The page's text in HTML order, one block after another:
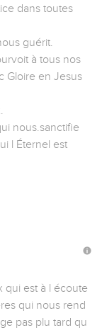
dans toutes
guérit.
à tous nos
Gloire en Jesus
nous.sanctifie
l Éternel est
qui est à l écoute
qui nous rend
pas plu tard qu